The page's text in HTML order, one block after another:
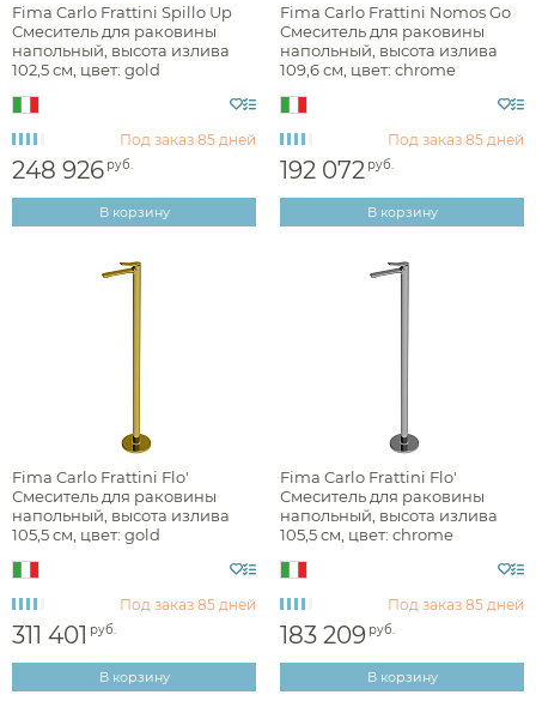
Каталог
Держатели туалетной бумаги
Дозаторы
Мыльницы
Стаканы
Душ
Смесители встраиваемые для душа и ванны
Fima Carlo Frattini Spillo Up
Смеситель для раковины
напольный, высота излива
102,5 см, цвет: gold
Под заказ 85 дней
248 926 руб.
В корзину
Fima Carlo Frattini Nomos Go
Смеситель для раковины
напольный, высота излива
109,6 см, цвет: chrome
Под заказ 85 дней
192 072 руб.
В корзину
Fima Carlo Frattini Flo'
Смеситель для раковины
напольный, высота излива
105,5 см, цвет: gold
Под заказ 85 дней
311 401 руб.
В корзину
Fima Carlo Frattini Flo'
Смеситель для раковины
напольный, высота излива
105,5 см, цвет: chrome
Под заказ 85 дней
183 209 руб.
В корзину